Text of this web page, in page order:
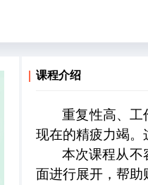
课程介绍
重复性高、工
现在的精疲力竭。
本次课程从不
面进行展开，帮助